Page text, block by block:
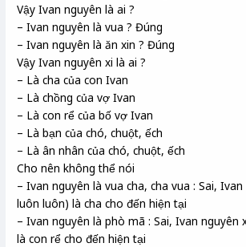
Vậy Ivan nguyên là ai ?
– Ivan nguyên là vua ? Đúng
– Ivan nguyên là ăn xin ? Đúng
Vậy Ivan nguyên xi là ai ?
– Là cha của con Ivan
– Là chồng của vợ Ivan
– Là con rể của bố vợ Ivan
– Là bạn của chó, chuột, ếch
– Là ân nhân của chó, chuột, ếch
Cho nên không thể nói
– Ivan nguyên là vua cha, cha vua : Sai,
luôn luôn) là cha cho đến hiện tại
– Ivan nguyên là phò mã : Sai, Ivan nguyên
là con rể cho đến hiện tại